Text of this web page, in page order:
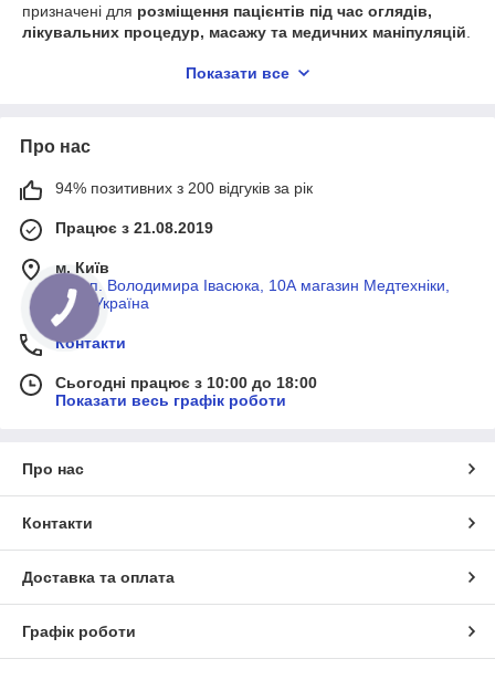
призначені для розміщення пацієнтів під час оглядів,
лікувальних процедур, масажу та медичних маніпуляцій
кабінетів, клінік і реабілітаційних центрів
Чому варто купити медичну кушетку
Комфортне положення пацієнта під час процедур
Зручність для лікаря та персоналу
Стійкість до інтенсивного використання
Гігієнічність і легкість дезінфекції
Універсальність застосування
підвищена функціональність
✔Масажні
для масажу та реабілітації
Показати все
Про нас
94% позитивних з 200 відгуків за рік
Працює з 21.08.2019
м. Київ
просп. Володимира Івасюка, 10А магазин Медтехніки,
Київ, Україна
Контакти
Сьогодні працює з 10:00 до 18:00
Показати весь графік роботи
Про нас
Контакти
Доставка та оплата
Графік роботи